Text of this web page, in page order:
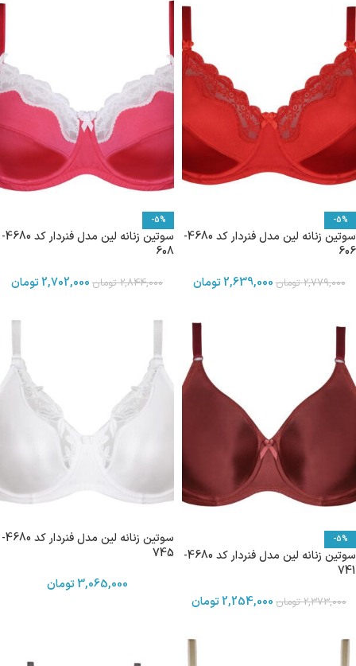
-5%
سوتین زنانه لین مدل فنردار کد 4680-
606
2,779,000 تومان2,639,000 تومان
-5%
سوتین زنانه لین مدل فنردار کد 4680-
608
2,844,000 تومان 2,702,000تومان
-5%
سوتین زنانه لین مدل فنردار کد 4680-
741
2,373,000 تومان 2,254,000تومان
سوتین زنانه لین مدل فنردار کد 4680-
745
3,065,000 تومان